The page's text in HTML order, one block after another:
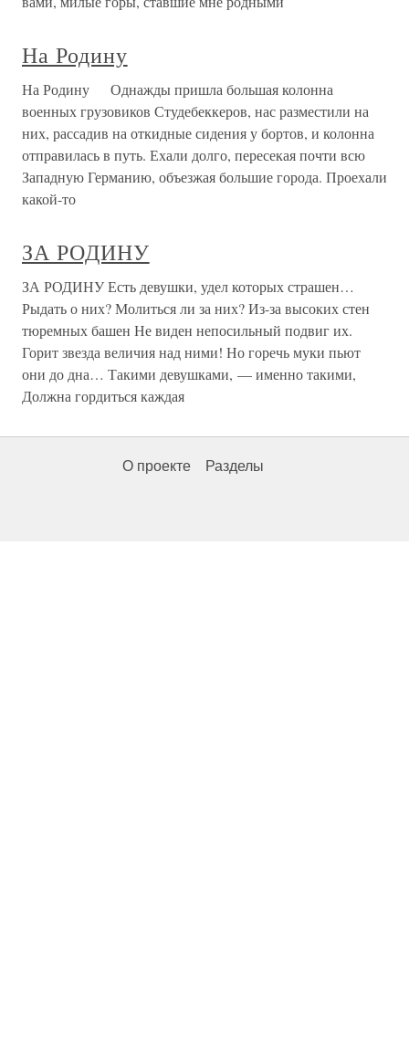
На Родину
На Родину Однажды пришла большая колонна
военных грузовиков Студебеккеров, нас разместили на
них, рассадив на откидные сидения у бортов, и колонна
отправилась в путь. Ехали долго, пересекая почти всю
Западную Германию, объезжая большие города. Проехали
какой-то
ЗА РОДИНУ
ЗА РОДИНУ Есть девушки, удел которых страшен…
Рыдать о них? Молиться ли за них? Из-за высоких стен
тюремных башен Не виден непосильный подвиг их.
Горит звезда величия над ними! Но горечь муки пьют
они до дна… Такими девушками, — именно такими,
Должна гордиться каждая
О проекте Разделы